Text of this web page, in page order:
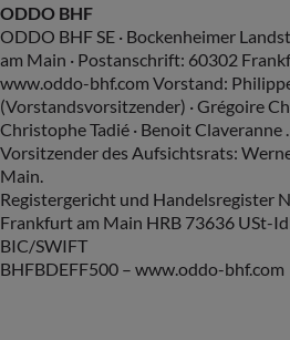
ODDO BHF
ODDO BHF SE · Bockenheimer
am Main · Postanschrift: 60302
www.oddo-bhf.com Vorstand:
(Vorstandsvorsitzender) · Grégoire
Christophe Tadié · Benoit Claveranne
Vorsitzender des Aufsichtsrats:
Main.
Registergericht und Handelsregister
Frankfurt am Main HRB 73636 USt-
BIC/SWIFT
BHFBDEFF500 – www.oddo-bhf.com